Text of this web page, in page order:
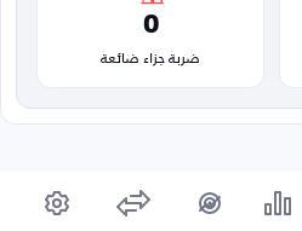
0
ضربة جزاء ضائعة